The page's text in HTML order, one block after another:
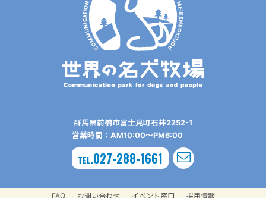
群⾺県前橋市富⼠⾒町⽯井2252-1
営業時間：AM10:00〜PM6:00
TEL.027-288-1661
FAQ お問い合わせ イベント窓口 採用情報